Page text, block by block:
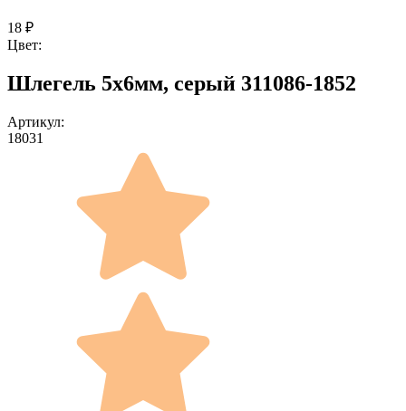
18 ₽
Цвет:
Шлегель 5x6мм, серый 311086-1852
Артикул:
18031